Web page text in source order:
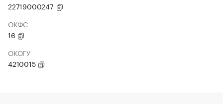
22719000247
ОКФС
16
ОКОГУ
4210015